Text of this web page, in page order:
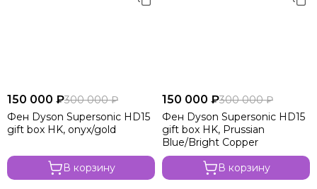
150 000 ₽300 000 ₽
Фен Dyson Supersonic HD15
gift box HK, onyx/gold
В корзину
150 000 ₽300 000 ₽
Фен Dyson Supersonic HD15
gift box HK, Prussian
Blue/Bright Copper
В корзину